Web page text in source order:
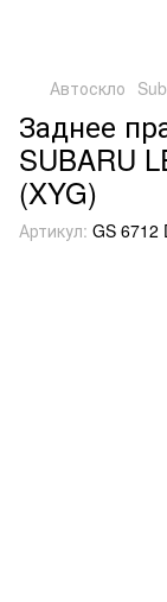
Автоскло
Заднее
SUBARU
(XYG)
Артикул: GS 6712